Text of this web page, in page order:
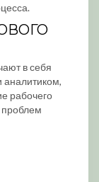
в себя
аналитиком,
рабочего
проблем